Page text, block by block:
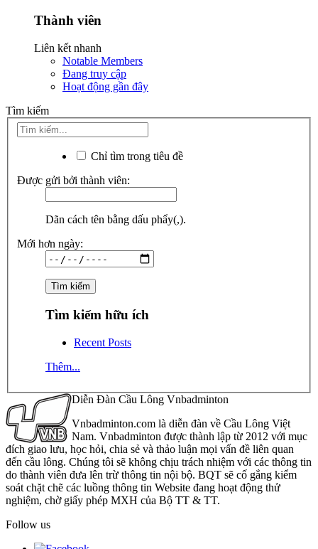
Thành viên
Liên kết nhanh
Notable Members
Đang truy cập
Hoạt động gần đây
Tìm kiếm
Chỉ tìm trong tiêu đề
Được gửi bởi thành viên:
Dãn cách tên bằng dấu phẩy(,).
Mới hơn ngày:
Tìm kiếm hữu ích
Recent Posts
Thêm...
Diễn Đàn Cầu Lông Vnbadminton
Vnbadminton.com là diễn đàn về Cầu Lông Việt
Nam. Vnbadminton được thành lập từ 2012 với mục
đích giao lưu, học hỏi, chia sẻ và thảo luận mọi vấn đề liên quan
đến cầu lông. Chúng tôi sẽ không chịu trách nhiệm với các thông tin
do thành viên đưa lên trừ thông tin nội bộ. BQT sẽ cố gắng kiểm
soát chặt chẽ các luồng thông tin Website đang hoạt động thử
nghiệm, chờ giấy phép MXH của Bộ TT & TT.
Follow us